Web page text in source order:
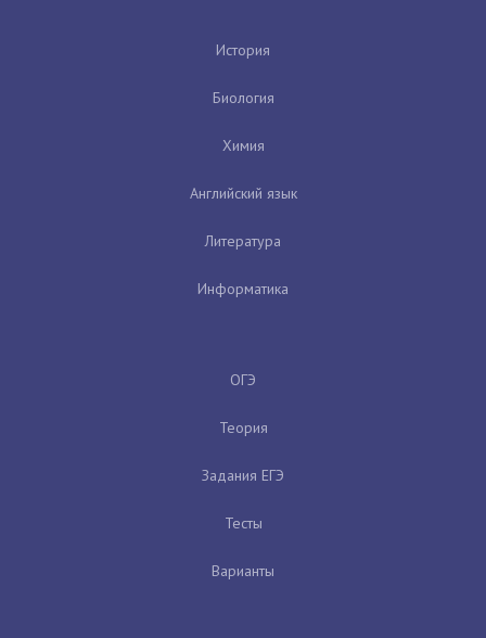
История
Биология
Химия
Английский язык
Литература
Информатика
ОГЭ
Теория
Задания ЕГЭ
Тесты
Варианты